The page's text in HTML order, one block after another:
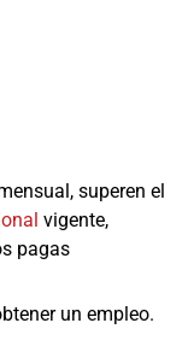
superen el
vigente,
pagas
un empleo.